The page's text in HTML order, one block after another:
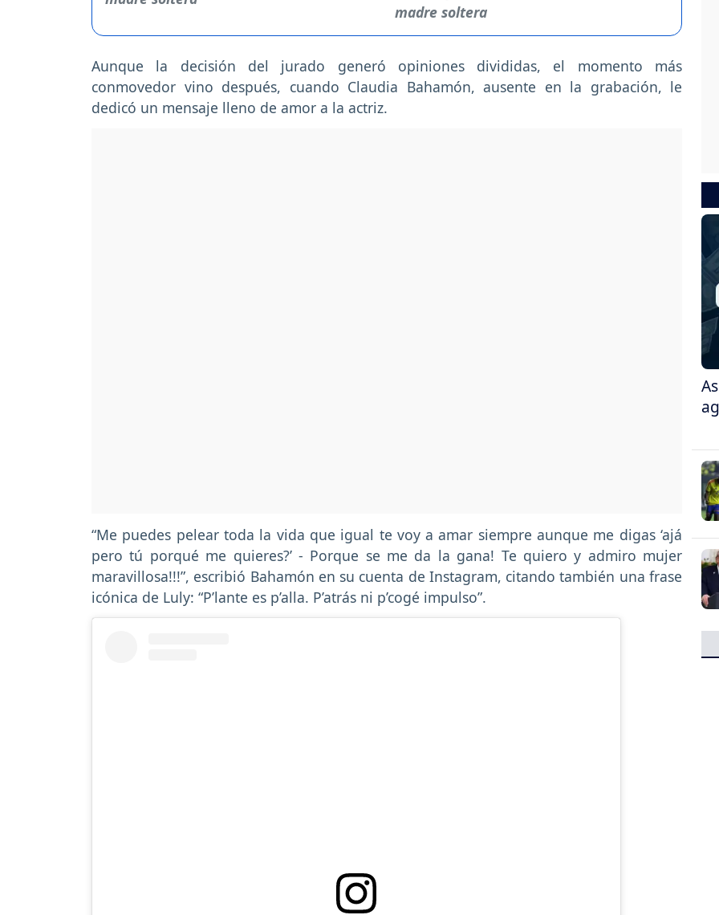
madre soltera
Aunque la decisión del jurado generó opiniones divididas, el momento más
conmovedor vino después, cuando Claudia Bahamón, ausente en la grabación, le
dedicó un mensaje lleno de amor a la actriz.
“Me puedes pelear toda la vida que igual te voy a amar siempre aunque me digas ‘ajá
pero tú porqué me quieres?’ - Porque se me da la gana! Te quiero y admiro mujer
maravillosa!!!”, escribió Bahamón en su cuenta de Instagram, citando también una frase
icónica de Luly: “P’lante es p’alla. P’atrás ni p’cogé impulso”.